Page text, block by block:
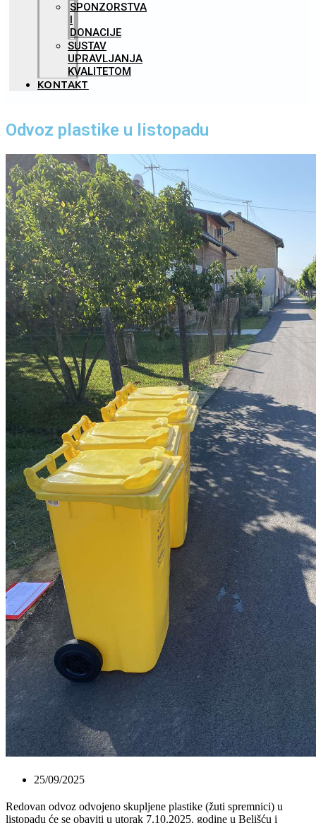
SPONZORSTVA
I
DONACIJE
SUSTAV
UPRAVLJANJA
KVALITETOM
KONTAKT
Odvoz plastike u listopadu
25/09/2025
Redovan odvoz odvojeno skupljene plastike (žuti spremnici) u
listopadu će se obaviti u utorak 7.10.2025. godine u Belišću i